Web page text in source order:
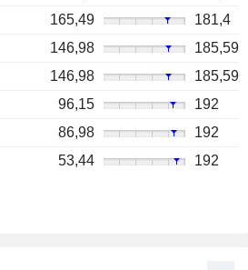
165,49
181,4
146,98
185,59
146,98
185,59
96,15
192
86,98
192
53,44 192